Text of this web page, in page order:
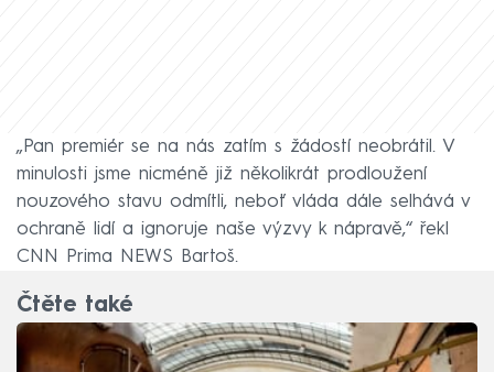
„Pan premiér se na nás zatím s žádostí neobrátil. V
minulosti jsme nicméně již několikrát prodloužení
nouzového stavu odmítli, neboť vláda dále selhává v
ochraně lidí a ignoruje naše výzvy k nápravě,“ řekl
CNN Prima NEWS Bartoš.
Čtěte také